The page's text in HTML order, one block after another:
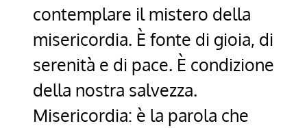
contemplare il mistero della
misericordia. È fonte di gioia, di
serenità e di pace. È condizione
della nostra salvezza.
Misericordia: è la parola che